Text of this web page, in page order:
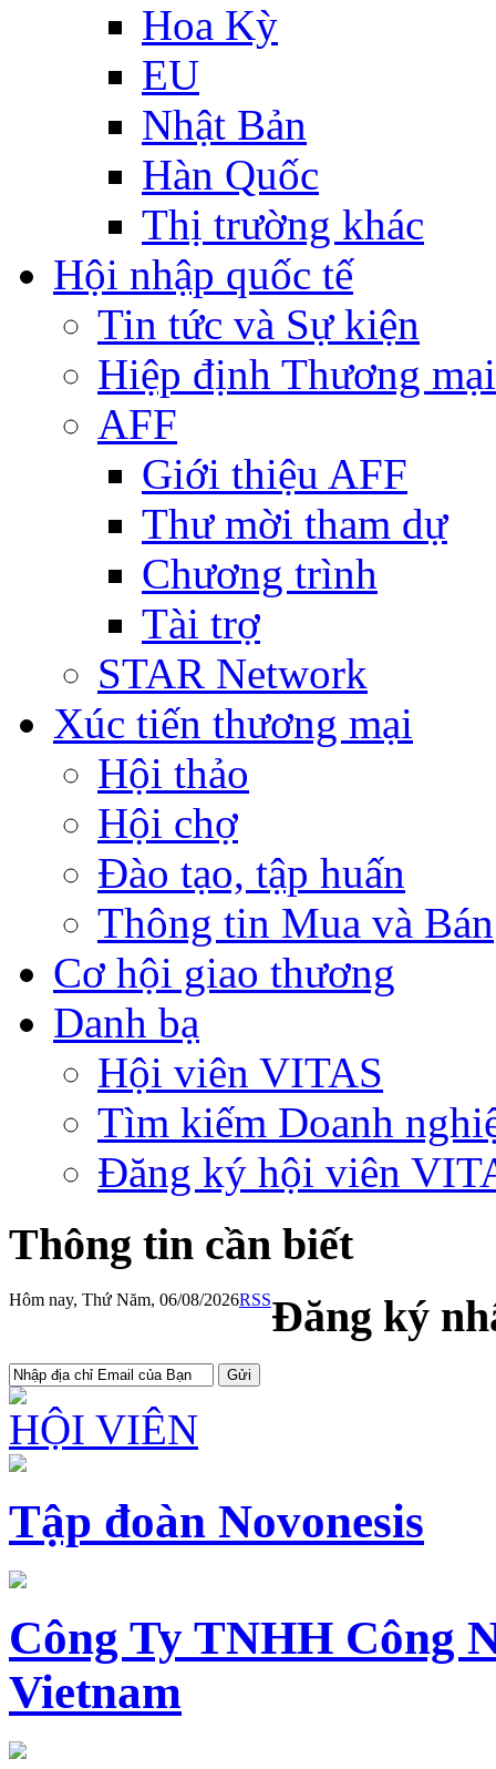
Hoa Kỳ
EU
Nhật Bản
Hàn Quốc
Thị trường khác
Hội nhập quốc tế
Tin tức và Sự kiện
Hiệp định Thương
AFF
Giới thiệu AFF
Thư mời tham dự
Chương trình
Tài trợ
STAR Network
Xúc tiến thương mại
Hội thảo
Hội chợ
Đào tạo, tập huấn
Thông tin Mua và Bán
Cơ hội giao thương
Danh bạ
Hội viên VITAS
Tìm kiếm Doanh
Đăng ký hội viên
Thông tin cần biết
Hôm nay, Thứ Năm, 06/08/2026RSSĐăng ký
HỘI VIÊN
Tập đoàn Novonesis
Công Ty TNHH Công
Vietnam